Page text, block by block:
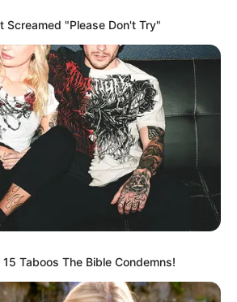
Screamed "Please Don't Try"
Taboos The Bible Condemns!